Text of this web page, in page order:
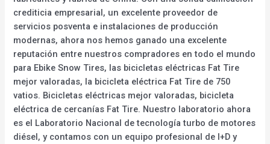
crediticia empresarial, un excelente proveedor de
servicios posventa e instalaciones de producción
modernas, ahora nos hemos ganado una excelente
reputación entre nuestros compradores en todo el mundo
para Ebike Snow Tires, las bicicletas eléctricas Fat Tire
mejor valoradas, la bicicleta eléctrica Fat Tire de 750
vatios. Bicicletas eléctricas mejor valoradas, bicicleta
eléctrica de cercanías Fat Tire. Nuestro laboratorio ahora
es el Laboratorio Nacional de tecnología turbo de motores
diésel, y contamos con un equipo profesional de I+D y